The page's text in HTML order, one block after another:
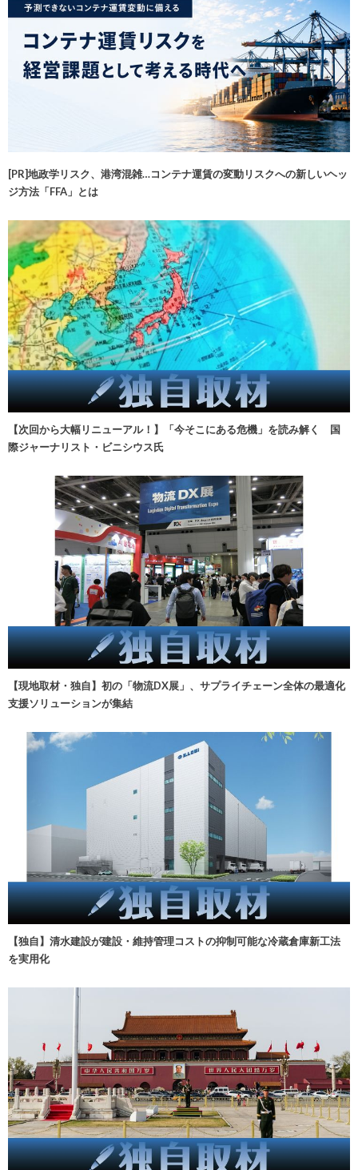
[PR]地政学リスク、港湾混雑…コンテナ運賃の変動リスクへの新しいヘッ
ジ方法「FFA」とは
【次回から大幅リニューアル！】「今そこにある危機」を読み解く 国
際ジャーナリスト・ビニシウス氏
【現地取材・独自】初の「物流DX展」、サプライチェーン全体の最適化
支援ソリューションが集結
【独自】清水建設が建設・維持管理コストの抑制可能な冷蔵倉庫新工法
を実用化